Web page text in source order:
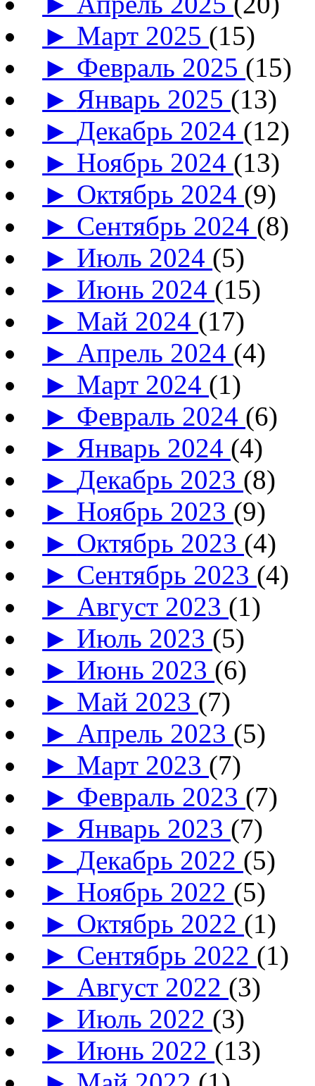
► Март 2025 (15)
► Февраль 2025 (15)
► Январь 2025 (13)
►Декабрь 2024 (12)
► Ноябрь 2024 (13)
► Октябрь 2024 (9)
► Сентябрь 2024 (8)
► Июль 2024 (5)
► Июнь 2024 (15)
► Май 2024 (17)
► Апрель 2024 (4)
► Март 2024 (1)
► Февраль 2024 (6)
► Январь 2024 (4)
►Декабрь 2023 (8)
► Ноябрь 2023 (9)
► Октябрь 2023 (4)
► Сентябрь 2023 (4)
► Август 2023 (1)
► Июль 2023 (5)
► Июнь 2023 (6)
► Май 2023 (7)
► Апрель 2023 (5)
► Март 2023 (7)
► Февраль 2023 (7)
► Январь 2023 (7)
►Декабрь 2022 (5)
► Ноябрь 2022 (5)
► Октябрь 2022 (1)
► Сентябрь 2022 (1)
► Август 2022 (3)
► Июль 2022 (3)
► Июнь 2022 (13)